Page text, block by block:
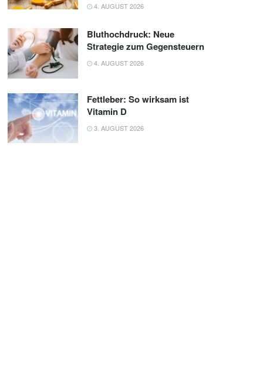
4. AUGUST 2026
Bluthochdruck: Neue
Strategie zum Gegensteuern
4. AUGUST 2026
Fettleber: So wirksam ist
Vitamin D
3. AUGUST 2026